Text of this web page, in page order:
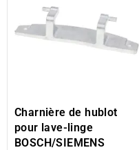
Charnière de hublot
pour lave-linge
BOSCH/SIEMENS